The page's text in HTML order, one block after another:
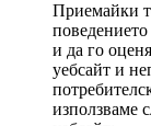
Приемайки
и да го
уебсайт и
използваме